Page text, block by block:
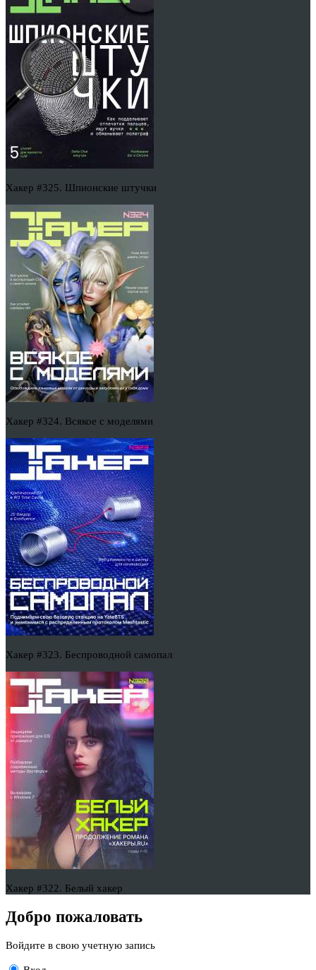
Хакер #325. Шпионские штучки
Хакер #324. Всякое с моделями
Хакер #323. Беспроводной самопал
Хакер #322. Белый хакер
Добро пожаловать
Войдите в свою учетную запись